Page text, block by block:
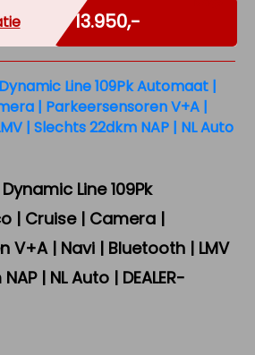
€ 13.950,-
Line 109Pk
| Cruise | Camera |
V+A | Navi | Bluetooth | LMV
| NL Auto | DEALER-